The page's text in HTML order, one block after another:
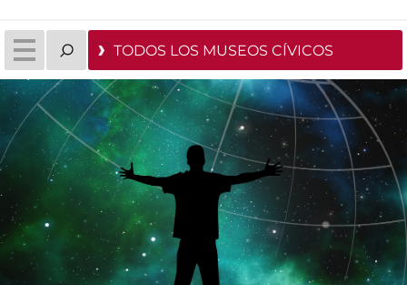
TODOS LOS MUSEOS CÍVICOS